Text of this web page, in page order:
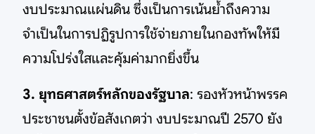
งบประมาณแผ่นดิน ซึ่งเป็นการเน้นย้ำถึงความ
จำเป็นในการปฏิรูปการใช้จ่ายภายในกองทัพให้มี
ความโปร่งใสและคุ้มค่ามากยิ่งขึ้น
3. ยุทธศาสตร์หลักของรัฐบาล: รองหัวหน้าพรรค
ประชาชนตั้งข้อสังเกตว่า งบประมาณปี 2570 ยัง